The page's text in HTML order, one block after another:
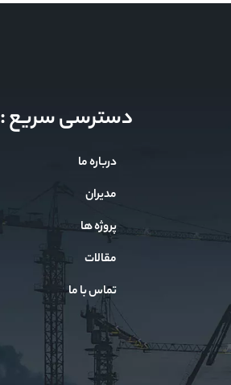
دسترسی سریع :
درباره ما
مدیران
پروژه ها
مقالات
تماس با ما